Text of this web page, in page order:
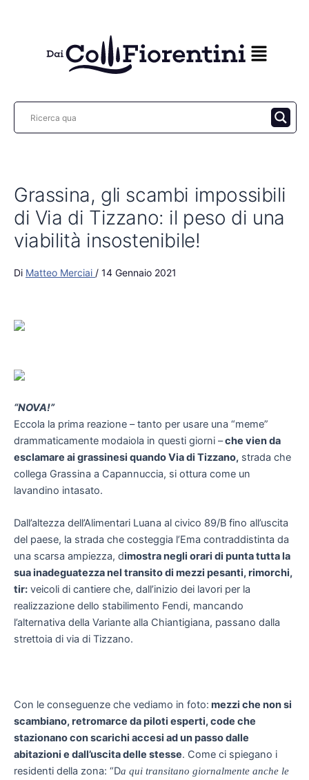
Grassina, gli scambi impossibili
di Via di Tizzano: il peso di una
viabilità insostenibile!
Di Matteo Merciai / 14 Gennaio 2021
“NOVA!”
Eccola la prima reazione – tanto per usare una “meme”
drammaticamente modaiola in questi giorni –che vien da
esclamare ai grassinesi quando Via di Tizzano, strada che
collega Grassina a Capannuccia, si ottura come un
lavandino intasato.
Dall’altezza dell’Alimentari Luana al civico 89/B fino all’uscita
del paese, la strada che costeggia l’Ema contraddistinta da
una scarsa ampiezza, dimostra negli orari di punta tutta la
sua inadeguatezza nel transito di mezzi pesanti, rimorchi,
tir: veicoli di cantiere che, dall’inizio dei lavori per la
realizzazione dello stabilimento Fendi, mancando
l’alternativa della Variante alla Chiantigiana, passano dalla
strettoia di via di Tizzano.
Con le conseguenze che vediamo in foto: mezzi che non si
scambiano, retromarce da piloti esperti, code che
stazionano con scarichi accesi ad un passo dalle
abitazioni e dall’uscita delle stesse. Come ci spiegano i
residenti della zona: “Da qui transitano giornalmente anche le